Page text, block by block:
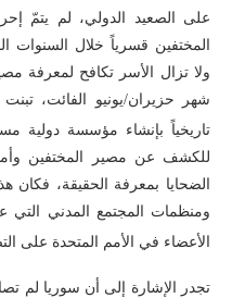
على الصعيد الدولي، لم يتمّ
المختفين قسرياً خلال السنوات
ولا تزال الأسر تكافح لمعرفة
شهر حزيران/يونيو الفائت، تبنت
تاريخياً بإنشاء مؤسسة دولية
للكشف عن مصير المختفين
الضحايا بمعرفة الحقيقة، فكان
ومنظمات المجتمع المدني
الأعضاء في الأمم المتحدة على
تجدر الإشارة إلى أن سوريا لم